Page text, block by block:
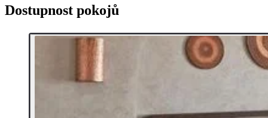
Dostupnost pokojů